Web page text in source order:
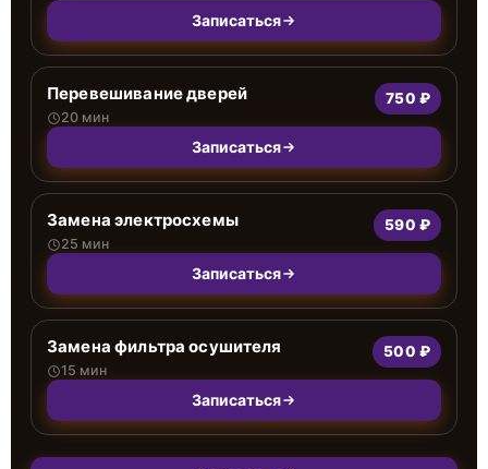
Записаться
Перевешивание дверей
20 мин
750 ₽
Записаться
Замена электросхемы
25 мин
590 ₽
Записаться
Замена фильтра осушителя
15 мин
500 ₽
Записаться